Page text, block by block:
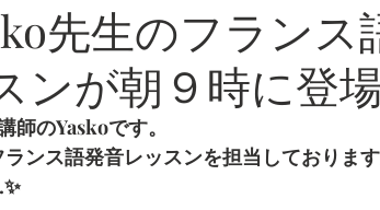
先生のフランス
が朝９時に登場
のYaskoです。
ンス語発音レッスンを担当しておりま